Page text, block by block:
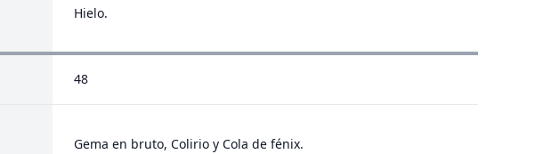
Hielo.
48
Gema en bruto, Colirio y Cola de fénix.